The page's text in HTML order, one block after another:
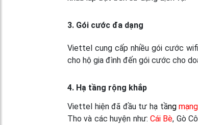
3. Gói cước đa dạng
Viettel cung cấp nhiều gói cước
cho hộ gia đình đến gói cước cho
4. Hạ tầng rộng khắp
Viettel hiện đã đầu tư hạ tầng
Tho và các huyện như: Cái Bè, Gò